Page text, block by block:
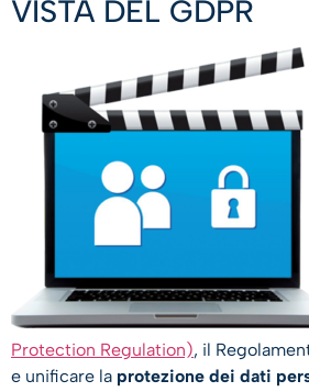
VISTA DEL GDPR
Protection Regulation), il
e unificare la protezione dei dati